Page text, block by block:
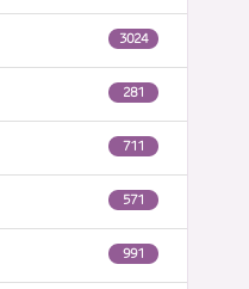
3024
281
711
571
991